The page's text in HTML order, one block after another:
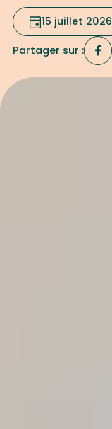
15 juillet 2026
Partager sur :